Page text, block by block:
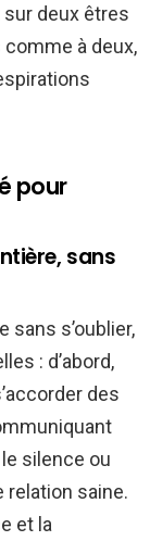
deux êtres
comme à deux,
pour
sans
sans s’oublier,
: d’abord,
des
silence ou
relation saine.
et la